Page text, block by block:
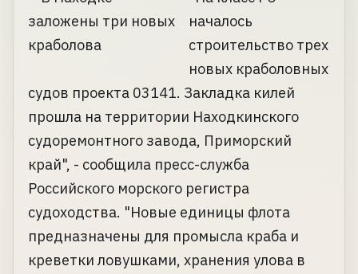
началось
строительство трех
новых краболовных
судов проекта 03141. Закладка килей
прошла на территории Находкинского
судоремонтного завода, Приморский
край", - сообщила пресс-служба
Российского морского регистра
судоходства. "Новые единицы флота
предназначены для промысла краба и
креветки ловушками, хранения улова в